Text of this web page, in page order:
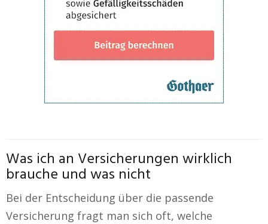
Was ich an Versicherungen wirklich
brauche und was nicht
Bei der Entscheidung über die passende
Versicherung fragt man sich oft, welche